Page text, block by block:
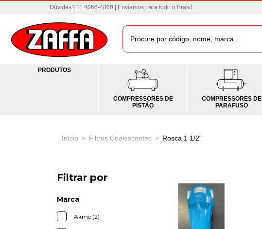
Dúvidas? 11 4066-4060 | Enviamos para todo o Brasil
PRODUTOS
COMPRESSORES DE
PISTÃO
COMPRESSORES DE
PARAFUSO
Início > Filtros Coalescentes > Rosca 1 1/2"
Filtrar por
Marca
Akme (2)